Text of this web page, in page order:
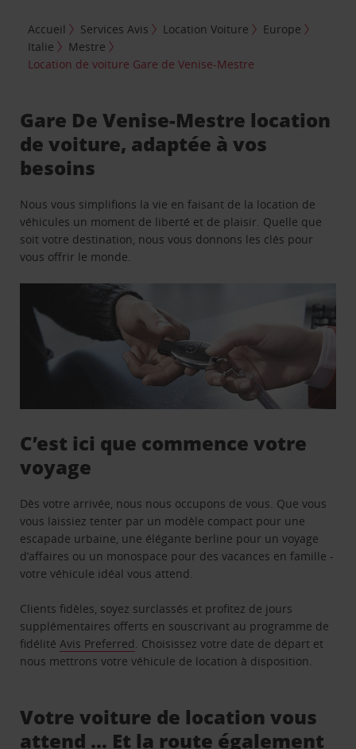
Accueil Services Avis Location Voiture
Europe
Italie
Mestre
Location de voiture Gare de Venise-Mestre
Gare De Venise-Mestre location
de voiture, adaptée à vos
besoins
Nous vous simplifions la vie en faisant de la location de
véhicules un moment de liberté et de plaisir. Quelle que
soit votre destination, nous vous donnons les clés pour
vous offrir le monde.
C’est ici que commence votre
voyage
Dès votre arrivée, nous nous occupons de vous. Que vous
vous laissiez tenter par un modèle compact pour une
escapade urbaine, une élégante berline pour un voyage
d’affaires ou un monospace pour des vacances en famille -
votre véhicule idéal vous attend.
Clients fidèles, soyez surclassés et profitez de jours
supplémentaires offerts en souscrivant au programme de
fidélitéAvis Preferred. Choisissez votre date de départ et
nous mettrons votre véhicule de location à disposition.
Votre voiture de location vous
attend … Et la route également